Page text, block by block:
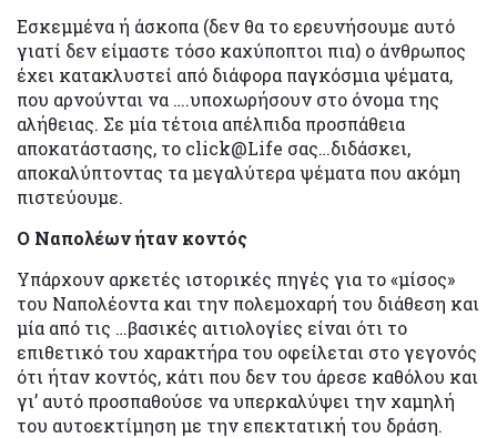
Εσκεμμένα ή άσκοπα (δεν θα το ερευνήσουμε αυτό
γιατί δεν είμαστε τόσο καχύποπτοι πια) ο άνθρωπος
έχει κατακλυστεί από διάφορα παγκόσμια ψέματα,
που αρνούνται να ….υποχωρήσουν στο όνομα της
αλήθειας. Σε μία τέτοια απέλπιδα προσπάθεια
αποκατάστασης, το click@Life σας…διδάσκει,
αποκαλύπτοντας τα μεγαλύτερα ψέματα που ακόμη
πιστεύουμε.
Ο Ναπολέων ήταν κοντός
Υπάρχουν αρκετές ιστορικές πηγές για το «μίσος»
του Ναπολέοντα και την πολεμοχαρή του διάθεση και
μία από τις …βασικές αιτιολογίες είναι ότι το
επιθετικό του χαρακτήρα του οφείλεται στο γεγονός
ότι ήταν κοντός, κάτι που δεν του άρεσε καθόλου και
γι’ αυτό προσπαθούσε να υπερκαλύψει την χαμηλή
του αυτοεκτίμηση με την επεκτατική του δράση.